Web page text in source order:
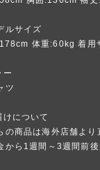
ルサイズ
体重:60kg 着用
ー
ツ
について
の商品は海外店舗より
から1週間～3週間前